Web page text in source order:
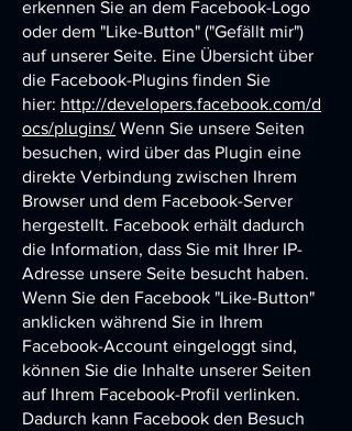
erkennen Sie an dem Facebook-Logo
oder dem "Like-Button" ("Gefällt mir")
auf unserer Seite. Eine Übersicht über
die Facebook-Plugins finden Sie
hier: http://developers.facebook.com/d
ocs/plugins/ Wenn Sie unsere Seiten
besuchen, wird über das Plugin eine
direkte Verbindung zwischen Ihrem
Browser und dem Facebook-Server
hergestellt. Facebook erhält dadurch
die Information, dass Sie mit Ihrer IP-
Adresse unsere Seite besucht haben.
Wenn Sie den Facebook "Like-Button"
anklicken während Sie in Ihrem
Facebook-Account eingeloggt sind,
können Sie die Inhalte unserer Seiten
auf Ihrem Facebook-Profil verlinken.
Dadurch kann Facebook den Besuch